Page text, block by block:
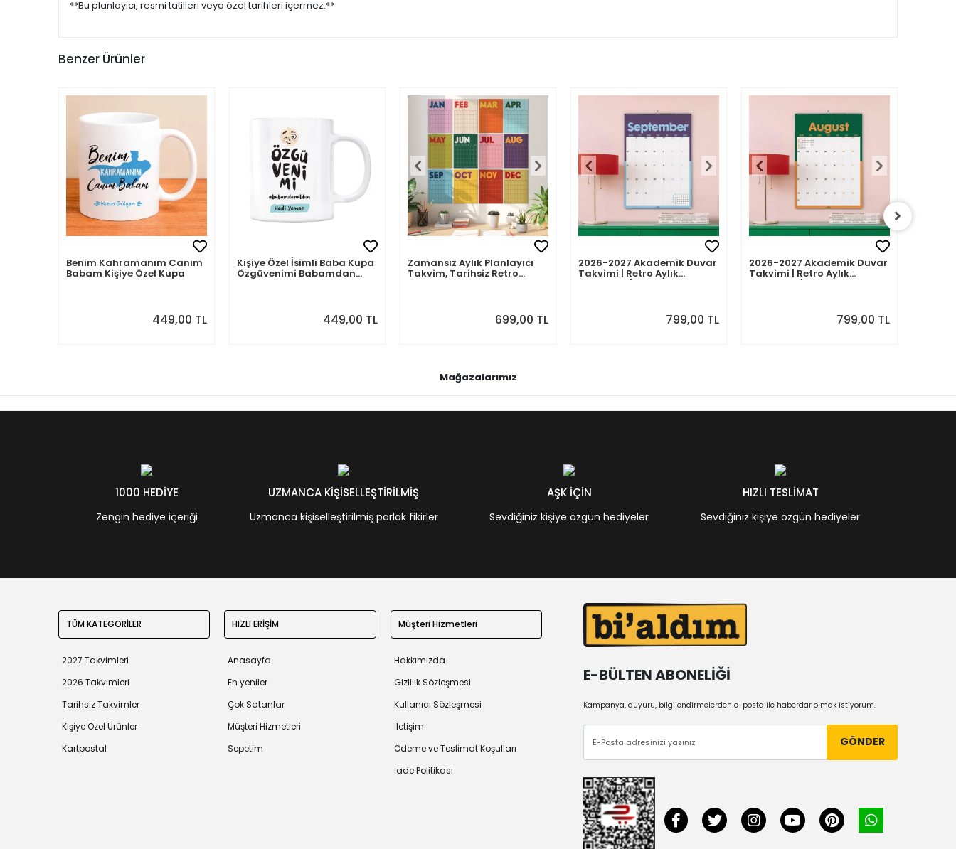
**Bu planlayıcı, resmi tatilleri veya özel tarihleri içermez.**
Benzer Ürünler
Benim Kahramanım Canım
Babam Kişiye Özel Kupa
449,00 TL
Kişiye Özel İsimli Baba Kupa
Özgüvenimi Babamdan
449,00 TL
Zamansız Aylık Planlayıcı
Takvim, Tarihsiz Retro
699,00 TL
2026-2027 Akademik Duvar
Takvimi | Retro Aylık
Planlayıcı | Eylül 2026 -
799,00 TL
2026-2027 Akademik Duvar
Takvimi | Retro Aylık
Planlayıcı | Ağustos 2026 -
799,00 TL
Mağazalarımız
1000 HEDİYE
Zengin hediye içeriği
UZMANCA KİŞİSELLEŞTİRİLMİŞ
Uzmanca kişiselleştirilmiş parlak fikirler
AŞK İÇİN
Sevdiğiniz kişiye özgün hediyeler
HIZLI TESLİMAT
Sevdiğiniz kişiye özgün hediyeler
TÜM KATEGORİLER
2027 Takvimleri
2026 Takvimleri
Tarihsiz Takvimler
Kişiye Özel Ürünler
Kartpostal
HIZLI ERİŞİM
Anasayfa
En yeniler
Çok Satanlar
Müşteri Hizmetleri
Sepetim
Müşteri Hizmetleri
Hakkımızda
Gizlilik Sözleşmesi
Kullanıcı Sözleşmesi
İletişim
Ödeme ve Teslimat Koşulları
İade Politikası
E-BÜLTEN ABONELİĞİ
Kampanya, duyuru, bilgilendirmelerden e-posta ile haberdar olmak istiyorum.
GÖNDER